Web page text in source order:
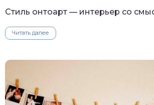
Стиль онтоарт — интерьер со
Читать далее